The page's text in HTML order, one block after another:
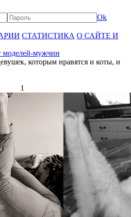
Ok
СТАТИСТИКА О САЙТЕ И
моделей-мужчин
которым нравятся и коты, и
1